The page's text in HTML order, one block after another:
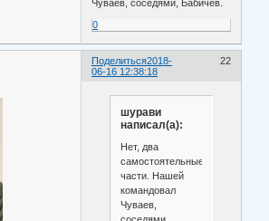
Чуваев, соседями, Бабичев.
0
Поделиться 22
2018-
06-16 12:38:18
шурави
написал(а):
Нет, два
самостоятельные
части. Нашей
командовал
Чуваев,